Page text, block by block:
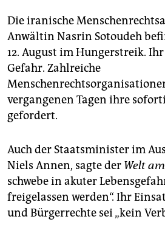
shop
fragen & hilfe
unterstützen
abo
genossenschaft
Die iranische
Anwältin Nasrin Sotoudeh
12. August im Hungerstreik.
Gefahr. Zahlreiche
vergangenen Tagen ihre
gefordert.
Auch der Staatsminister im
Niels Annen, sagte der Welt
schwebe in akuter
freigelassen werden“. Ihr
und Bürgerrechte sei „kein